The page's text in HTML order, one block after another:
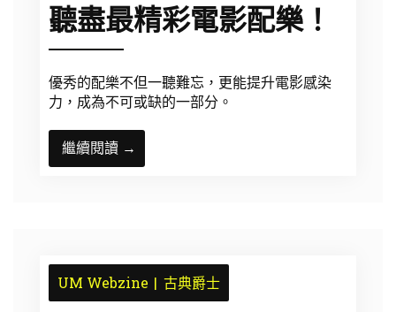
聽盡最精彩電影配樂！
優秀的配樂不但一聽難忘，更能提升電影感染
力，成為不可或缺的一部分。
繼續閱讀 →
UM Webzine 古典爵士